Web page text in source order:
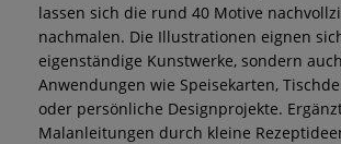
lassen sich die rund 40 Motive
nachmalen. Die Illustrationen eignen
eigenständige Kunstwerke, sondern
Anwendungen wie Speisekarten,
oder persönliche Designprojekte.
Malanleitungen durch kleine